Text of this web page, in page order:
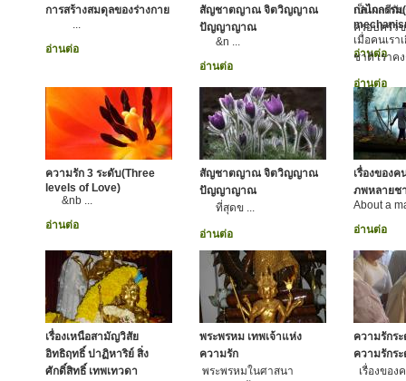
เป็นผลดีกั
ครอบครัวข
อ่านต่อ
การสร้างสมดุลของร่างกาย
...
อ่านต่อ
สัญชาตญาณ จิตวิญญาณ
ปัญญาญาณ
&n ...
อ่านต่อ
กลไกกรร
เมื่อคนเร
ชาติ เราค
อ่านต่อ
ความรัก 3 ระดับ(Three
levels of Love)
&nb ...
อ่านต่อ
สัญชาตญาณ จิตวิญญาณ
ปัญญาญาณ
ที่สุดข ...
อ่านต่อ
เรื่องของ
ภพหลายช
About a
อ่านต่อ
เรื่องเหนือสามัญวิสัย
อิทธิฤทธิ์ ปาฏิหาริย์ สิ่ง
ศักดิ์สิทธิ์ เทพเทวดา
พระพรหม เทพเจ้าแห่ง
ความรัก
พระพรหมในศาสนา
ความรักร
ความรักร
เรื่องของ